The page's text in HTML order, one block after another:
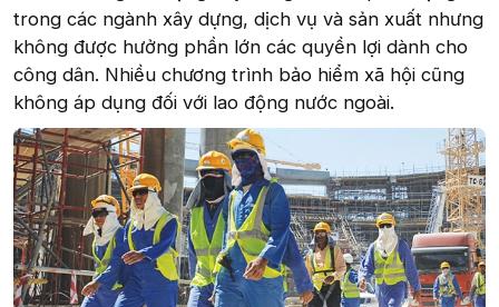
trong các ngành xây dựng, dịch vụ và sản xuất nhưng
không được hưởng phần lớn các quyền lợi dành cho
công dân. Nhiều chương trình bảo hiểm xã hội cũng
không áp dụng đối với lao động nước ngoài.